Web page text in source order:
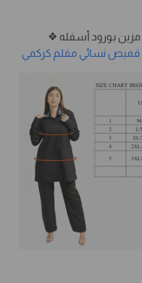
مزين بورود أسفله ❖
قميص نسائي مقلم كركمي